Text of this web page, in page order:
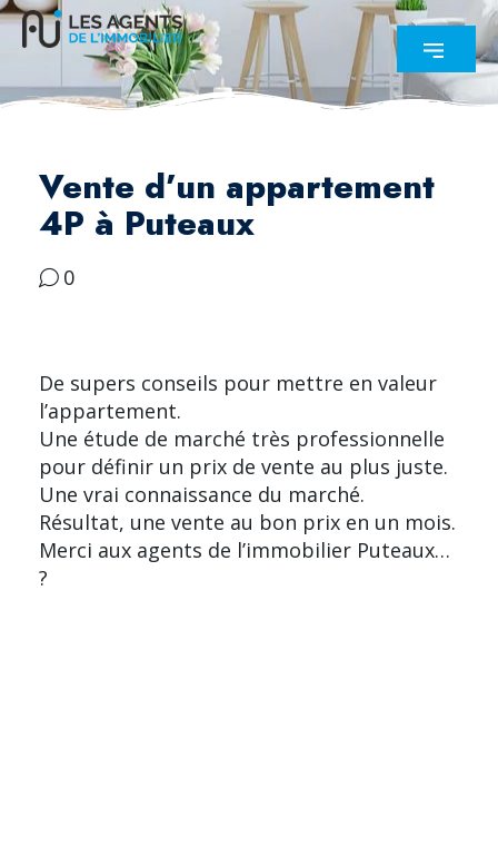
Vente d’un appartement
4P à Puteaux
0
De supers conseils pour mettre en valeur
l’appartement.
Une étude de marché très professionnelle
pour définir un prix de vente au plus juste.
Une vrai connaissance du marché.
Résultat, une vente au bon prix en un mois.
Merci aux agents de l’immobilier Puteaux…
?